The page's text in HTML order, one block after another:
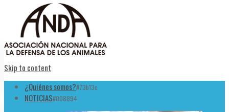
Skip to content
¿Quiénes somos?#73b13c
NOTICIAS#008894